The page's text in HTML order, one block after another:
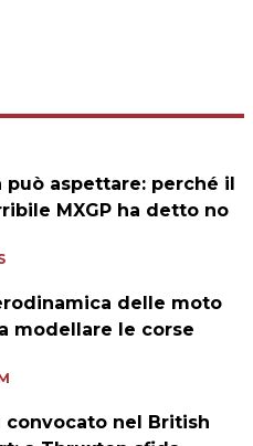
può aspettare: perché il
MXGP ha detto no
delle moto
modellare le corse
convocato nel British